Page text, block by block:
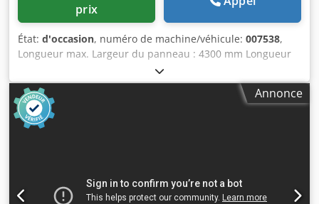
prix
État: d'occasion, numéro de machine/véhicule: 007538,
Longueur max. Largeur du panneau : 4300 mm Longueur
max. Longueur du panneau : 4300 mm Dcedpfxeuwzupe
Ahmek Longueur max. du panneau. Direction de la lame
de scie principale : 80 mm Nombre de pinces de serrage :
8
Annonce